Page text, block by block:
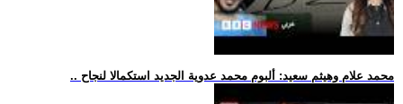
.. محمد علام وهيثم سعيد: ألبوم محمد عدوية الجديد استكمالا لنجاح